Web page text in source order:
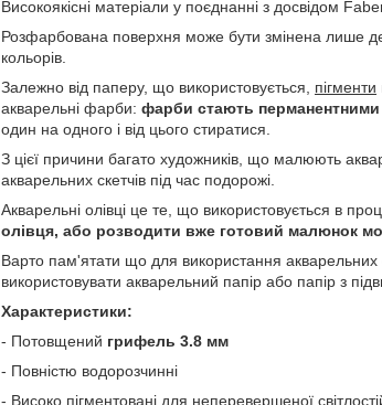
Високоякісні матеріали у поєднанні з досвідом
Розфарбована поверхня може бути змінена лише
кольорів.
Залежно від паперу, що використовується, пігменти
акварельні фарби: фарби стають перманентними
один на одного і від цього стиратися.
З цієї причини багато художників, що малюють
акварельних скетчів під час подорожі.
Акварельні олівці це те, що використовується в
олівця, або розводити вже готовий малюнок
Варто пам'ятати що для використання
використовувати акварельний папір або папір з
Характеристики:
- Потовщений грифель 3.8 мм
- Повністю водорозчинні
- Високо пігментовані для неперевершеної